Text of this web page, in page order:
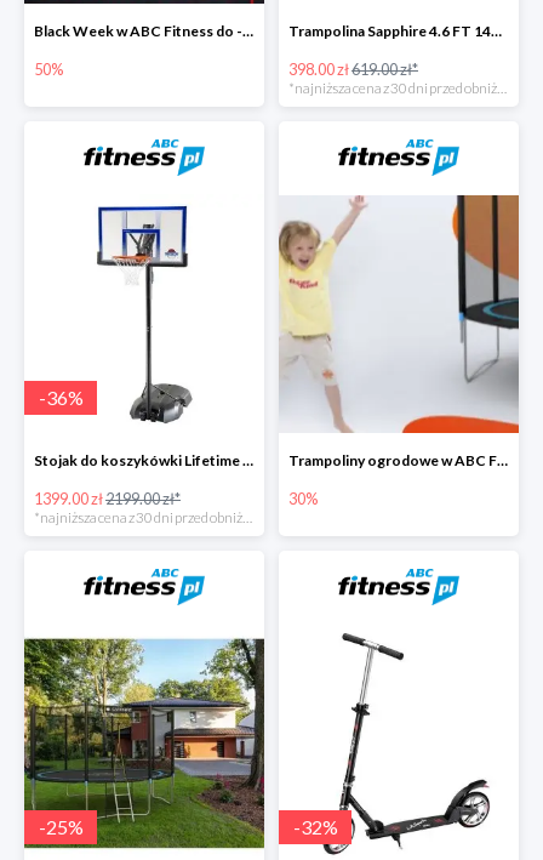
Black Week w ABC Fitness do -50%
50%
Trampolina Sapphire 4.6 FT 140 cm
398.00 zł619.00 zł*
-36%
Stojak do koszykówki Lifetime NEW YORK 90000
1399.00 zł2199.00 zł*
Trampoliny ogrodowe w ABC Fitness do -30%
30%
-25% -32%